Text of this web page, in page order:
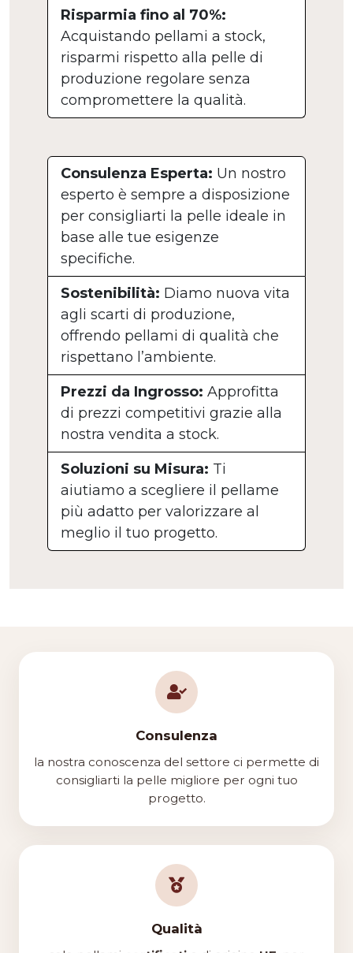
Risparmia fino al 70%:
Acquistando pellami a stock,
risparmi rispetto alla pelle di
produzione regolare senza
compromettere la qualità.
Consulenza Esperta: Un nostro
esperto è sempre a disposizione
per consigliarti la pelle ideale in
base alle tue esigenze
specifiche.
Sostenibilità: Diamo nuova vita
agli scarti di produzione,
offrendo pellami di qualità che
rispettano l’ambiente.
Prezzi da Ingrosso: Approfitta
di prezzi competitivi grazie alla
nostra vendita a stock.
Soluzioni su Misura: Ti
aiutiamo a scegliere il pellame
più adatto per valorizzare al
meglio il tuo progetto.
Consulenza
la nostra conoscenza del settore ci permette di
consigliarti la pelle migliore per ogni tuo
progetto.
Qualità